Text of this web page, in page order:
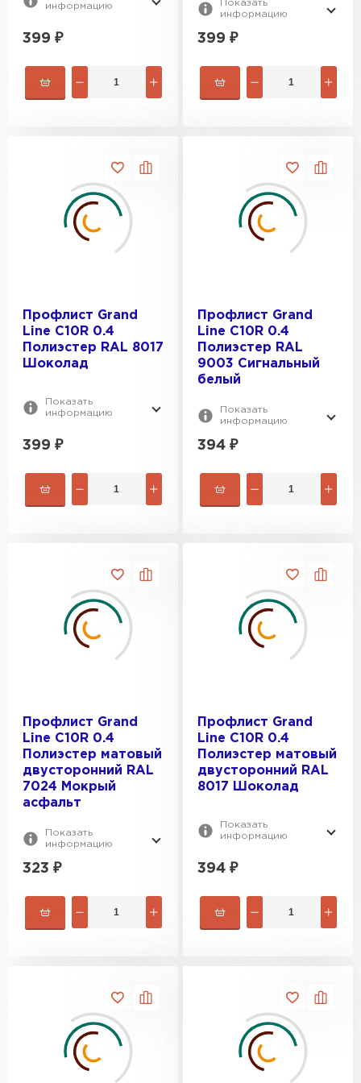
информацию
399 ₽
Показать
информацию
399 ₽
Профлист Grand
Line C10R 0.4
Полиэстер RAL 8017
Шоколад
Показать
информацию
399 ₽
Профлист Grand
Line C10R 0.4
Полиэстер RAL
9003 Сигнальный
белый
Показать
информацию
394 ₽
Профлист Grand
Line C10R 0.4
Полиэстер матовый
двусторонний RAL
7024 Мокрый
асфальт
Показать
информацию
323 ₽
Профлист Grand
Line C10R 0.4
Полиэстер матовый
двусторонний RAL
8017 Шоколад
Показать
информацию
394 ₽